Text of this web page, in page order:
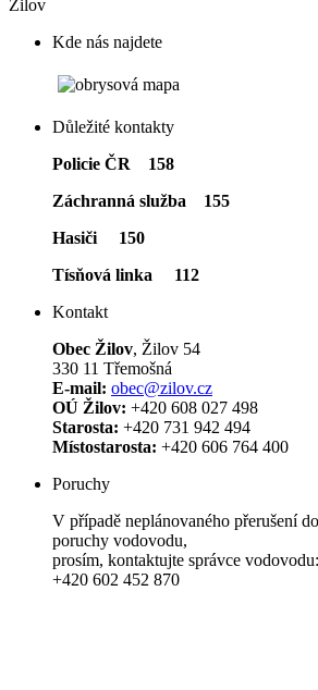
Žilov
Kde nás najdete
Důležité kontakty
Policie ČR 158
Záchranná služba 155
Hasiči 150
Tísňová linka 112
Kontakt
Obec Žilov, Žilov 54
330 11 Třemošná
E-mail: obec@zilov.cz
OÚ Žilov: +420 608 027 498
Starosta: +420 731 942 494
Místostarosta: +420 606 764 400
Poruchy
V případě neplánovaného přerušení
poruchy vodovodu,
prosím, kontaktujte správce vodovodu:
+420 602 452 870